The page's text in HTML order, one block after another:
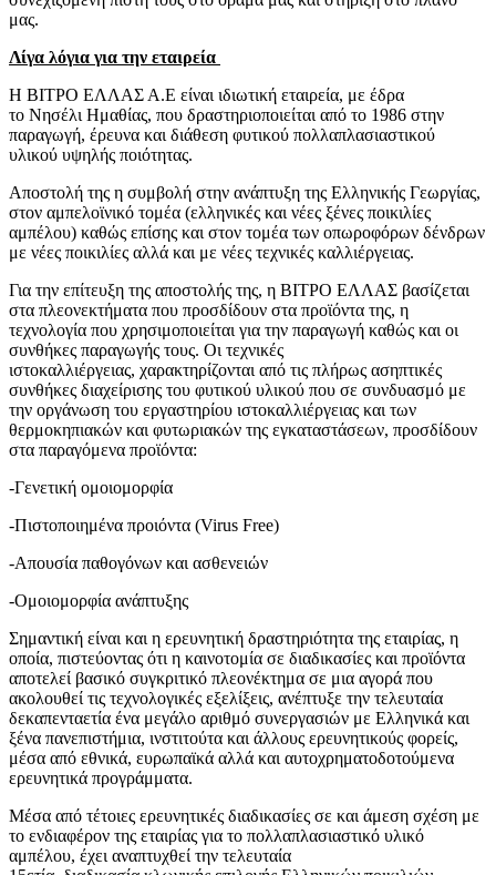
μας.
Λίγα λόγια για την εταιρεία
Η ΒΙΤΡΟ ΕΛΛΑΣ Α.Ε είναι ιδιωτική εταιρεία, με έδρα
το Νησέλι Ημαθίας, που δραστηριοποιείται από το 1986 στην
παραγωγή, έρευνα και διάθεση φυτικού πολλαπλασιαστικού
υλικού υψηλής ποιότητας.
Αποστολή της η συμβολή στην ανάπτυξη της Ελληνικής Γεωργίας,
στον αμπελοϊνικό τομέα (ελληνικές και νέες ξένες ποικιλίες
αμπέλου) καθώς επίσης και στον τομέα των οπωροφόρων δένδρων
με νέες ποικιλίες αλλά και με νέες τεχνικές καλλιέργειας.
Για την επίτευξη της αποστολής της, η ΒΙΤΡΟ ΕΛΛΑΣ βασίζεται
στα πλεονεκτήματα που προσδίδουν στα προϊόντα της, η
τεχνολογία που χρησιμοποιείται για την παραγωγή καθώς και οι
συνθήκες παραγωγής τους. Οι τεχνικές
ιστοκαλλιέργειας, χαρακτηρίζονται από τις πλήρως ασηπτικές
συνθήκες διαχείρισης του φυτικού υλικού που σε συνδυασμό με
την οργάνωση του εργαστηρίου ιστοκαλλιέργειας και των
θερμοκηπιακών και φυτωριακών της εγκαταστάσεων, προσδίδουν
στα παραγόμενα προϊόντα:
-Γενετική ομοιομορφία
-Πιστοποιημένα προιόντα (Virus Free)
-Απουσία παθογόνων και ασθενειών
-Ομοιομορφία ανάπτυξης
Σημαντική είναι και η ερευνητική δραστηριότητα της εταιρίας, η
οποία, πιστεύοντας ότι η καινοτομία σε διαδικασίες και προϊόντα
αποτελεί βασικό συγκριτικό πλεονέκτημα σε μια αγορά που
ακολουθεί τις τεχνολογικές εξελίξεις, ανέπτυξε την τελευταία
δεκαπενταετία ένα μεγάλο αριθμό συνεργασιών με Ελληνικά και
ξένα πανεπιστήμια, ινστιτούτα και άλλους ερευνητικούς φορείς,
μέσα από εθνικά, ευρωπαϊκά αλλά και αυτοχρηματοδοτούμενα
ερευνητικά προγράμματα.
Μέσα από τέτοιες ερευνητικές διαδικασίες σε και άμεση σχέση με
το ενδιαφέρον της εταιρίας για το πολλαπλασιαστικό υλικό
αμπέλου, έχει αναπτυχθεί την τελευταία